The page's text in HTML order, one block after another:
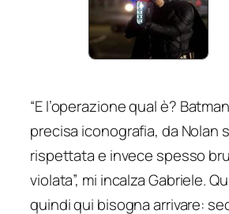
“E l’operazione qual è?
precisa iconografia, da Nolan
rispettata e invece spesso
violata”, mi incalza Gabriele.
quindi qui bisogna arrivare: